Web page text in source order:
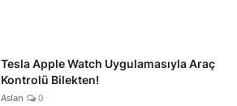
Tesla Apple Watch Uygulamasıyla Araç
Kontrolü Bilekten!
Aslan 0